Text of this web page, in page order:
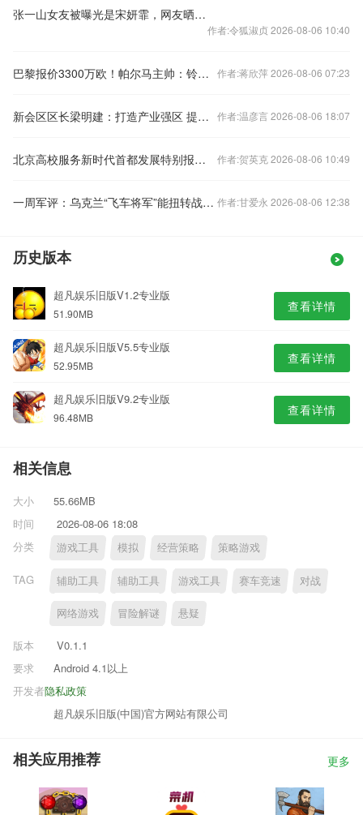
张一山女友被曝光是宋妍霏，网友晒出实锤图，两人光明正大秀同款？
作者:令狐淑贞 2026-08-06 10:40
巴黎报价3300万欧！帕尔马主帅：铃木彩艳？没人知道明天发生什么 作者:蒋欣萍 2026-08-06 07:23
新会区区长梁明建：打造产业强区 提升城市品质 作者:温彦言 2026-08-06 18:07
北京高校服务新时代首都发展特别报道 | 北京工商大学：为首都市民“吃得幸福“探索智慧方案 作者:贺英克 2026-08-06 10:49
一周军评：乌克兰“飞车将军”能扭转战局？ 作者:甘爱永 2026-08-06 12:38
历史版本
超凡娱乐旧版V1.2专业版
51.90MB 查看详情
超凡娱乐旧版V5.5专业版
52.95MB 查看详情
超凡娱乐旧版V9.2专业版
96.48MB 查看详情
相关信息
大小
55.66MB
时间
2026-08-06 18:08
分类
游戏工具 模拟 经营策略 策略游戏
TAG 辅助工具 辅助工具 游戏工具 赛车竞速 对战
网络游戏 冒险解谜 悬疑
版本
V0.1.1
要求
Android 4.1以上
隐私政策
开发者
超凡娱乐旧版(中国)官方网站有限公司
相关应用推荐 更多